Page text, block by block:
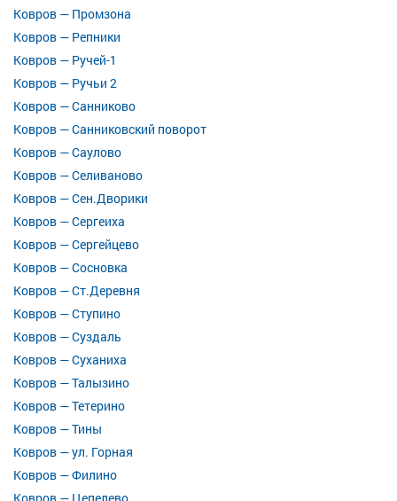
Ковров — Промзона
Ковров — Репники
Ковров — Ручей-1
Ковров — Ручьи 2
Ковров — Санниково
Ковров — Санниковский поворот
Ковров — Саулово
Ковров — Селиваново
Ковров — Сен.Дворики
Ковров — Сергеиха
Ковров — Сергейцево
Ковров — Сосновка
Ковров — Ст.Деревня
Ковров — Ступино
Ковров — Суздаль
Ковров — Суханиха
Ковров — Талызино
Ковров — Тетерино
Ковров — Тины
Ковров — ул. Горная
Ковров — Филино